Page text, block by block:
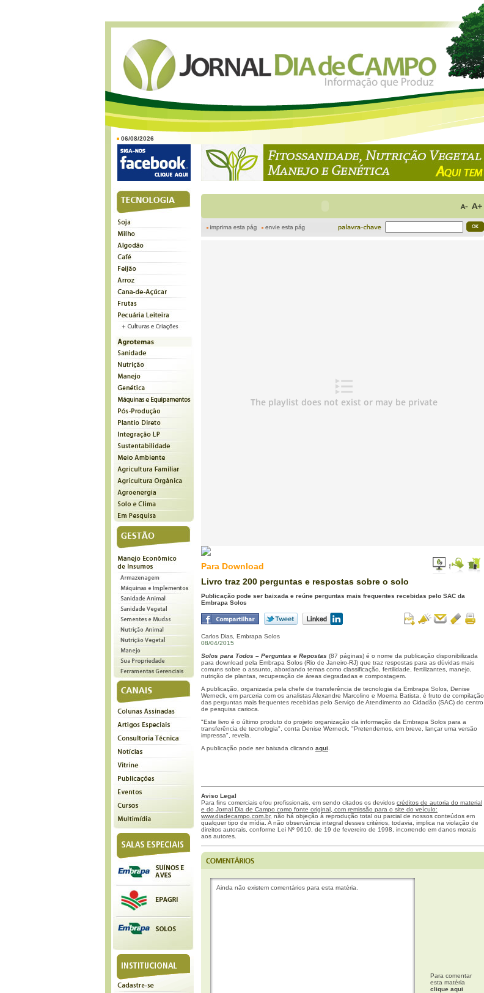
06/08/2026
Para Download
Livro traz 200 perguntas e respostas sobre o solo
Publicação pode ser baixada e reúne perguntas mais frequentes recebidas pelo SAC da
Embrapa Solos
Carlos Dias, Embrapa Solos
08/04/2015
Solos para Todos – Perguntas e Repostas (87 páginas) é o nome da publicação disponibilizada
para download pela Embrapa Solos (Rio de Janeiro-RJ) que traz respostas para as dúvidas mais
comuns sobre o assunto, abordando temas como classificação, fertilidade, fertilizantes, manejo,
nutrição de plantas, recuperação de áreas degradadas e compostagem.
A publicação, organizada pela chefe de transferência de tecnologia da Embrapa Solos, Denise
Werneck, em parceria com os analistas Alexandre Marcolino e Moema Batista, é fruto de compilação
das perguntas mais frequentes recebidas pelo Serviço de Atendimento ao Cidadão (SAC) do centro
de pesquisa carioca.
"Este livro é o último produto do projeto organização da informação da Embrapa Solos para a
transferência de tecnologia", conta Denise Werneck. "Pretendemos, em breve, lançar uma versão
impressa", revela.
A publicação pode ser baixada clicando aqui
Aviso Legal
Para fins comerciais e/ou profissionais, em sendo citados os devidos créditos de autoria do material
e do Jornal Dia de Campo como fonte original, com remissão para o site do veículo:
www.diadecampo.com.br, não há objeção à reprodução total ou parcial de nossos conteúdos em
qualquer tipo de mídia. A não observância integral desses critérios, todavia, implica na violação de
direitos autorais, conforme Lei Nº 9610, de 19 de fevereiro de 1998, incorrendo em danos morais
aos autores.
Ainda não existem comentários para esta matéria.
Para comentar
esta matéria
clique aqui